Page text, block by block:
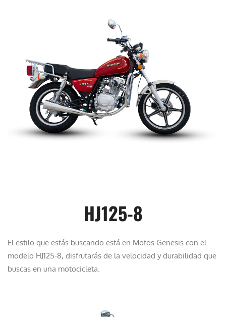
HJ125-8
El estilo que estás buscando está en Motos Genesis con el
modelo HJ125-8, disfrutarás de la velocidad y durabilidad que
buscas en una motocicleta.